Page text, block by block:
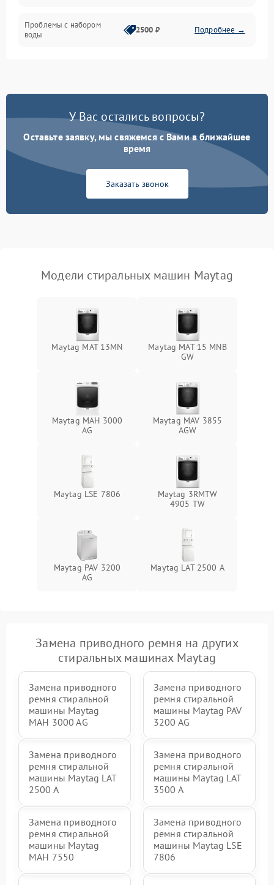
Проблемы с набором
воды
2500 ₽ Подробнее →
Замена платы управления 2200 ₽ Подробнее →
У Вас остались вопросы?
Оставьте заявку, мы свяжемся с Вами в ближайшее
время
Заказать звонок
Модели стиральных машин Maytag
Maytag MAT 13MN
Maytag MAT 15 MNB
GW
Maytag MAH 3000
AG
Maytag MAV 3855
AGW
Maytag LSE 7806
Maytag 3RMTW
4905 TW
Maytag PAV 3200
AG
Maytag LAT 2500 A
Замена приводного ремня на других
стиральных машинах Maytag
Замена приводного
ремня стиральной
машины Maytag
MAH 3000 AG
Замена приводного
ремня стиральной
машины Maytag PAV
3200 AG
Замена приводного
ремня стиральной
машины Maytag LAT
2500 A
Замена приводного
ремня стиральной
машины Maytag LAT
3500 A
Замена приводного
ремня стиральной
машины Maytag
MAH 7550
Замена приводного
ремня стиральной
машины Maytag LSE
7806